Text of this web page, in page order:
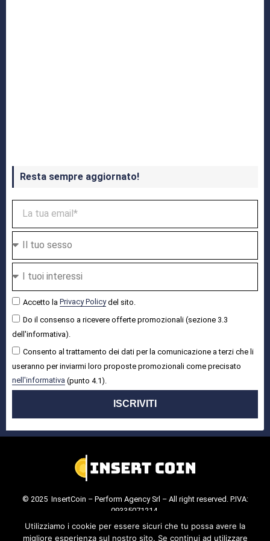
Resta sempre aggiornato!
Accetto la Privacy Policydel sito.
Do il consenso a ricevere offerte promozionali (sezione 3.3
dell'informativa).
Consento al trattamento dei dati per la comunicazione a terzi che li
useranno per inviarmi loro proposte promozionali come precisato
nell'informativa (punto 4.1).
ISCRIVITI
© 2025 InsertCoin – Perform Agency Srl – All right reserved. P.IVA:
09335071214.
Cookie Policy
Privacy Policy.
Utilizziamo i cookie per essere sicuri che tu possa avere la
migliore esperienza sul nostro sito. Se continui ad utilizzare